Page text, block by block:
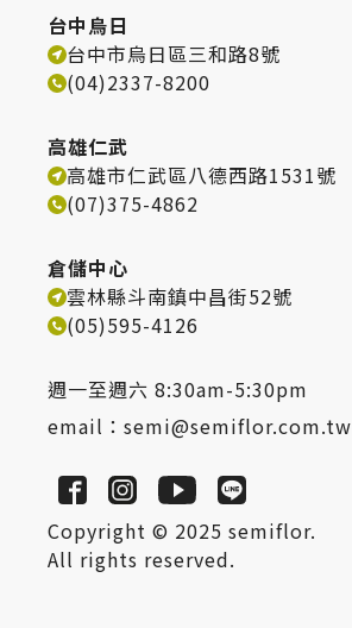
台中烏日
台中市烏日區三和路8號
(04)2337-8200
高雄仁武
高雄市仁武區八德西路1531號
(07)375-4862
倉儲中心
雲林縣斗南鎮中昌街52號
(05)595-4126
週一至週六 8:30am-5:30pm
email： semi@semiflor.com.tw
Copyright © 2025 semiflor.
All rights reserved.